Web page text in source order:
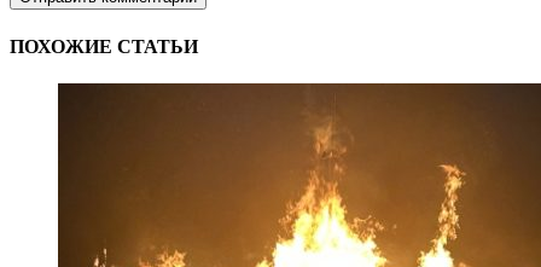
ПОХОЖИЕ СТАТЬИ